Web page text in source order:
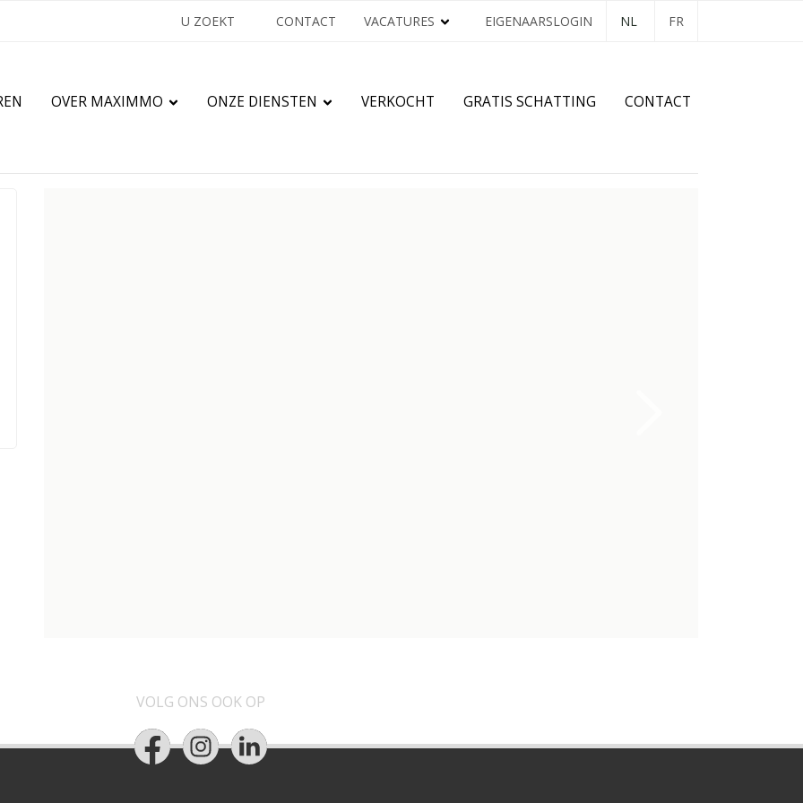
U ZOEKT CONTACT VACATURES EIGENAARSLOGIN NL FR
OVER MAXIMMO ONZE DIENSTEN VERKOCHT GRATIS SCHATTING CONTACT
VOLG ONS OOK OP